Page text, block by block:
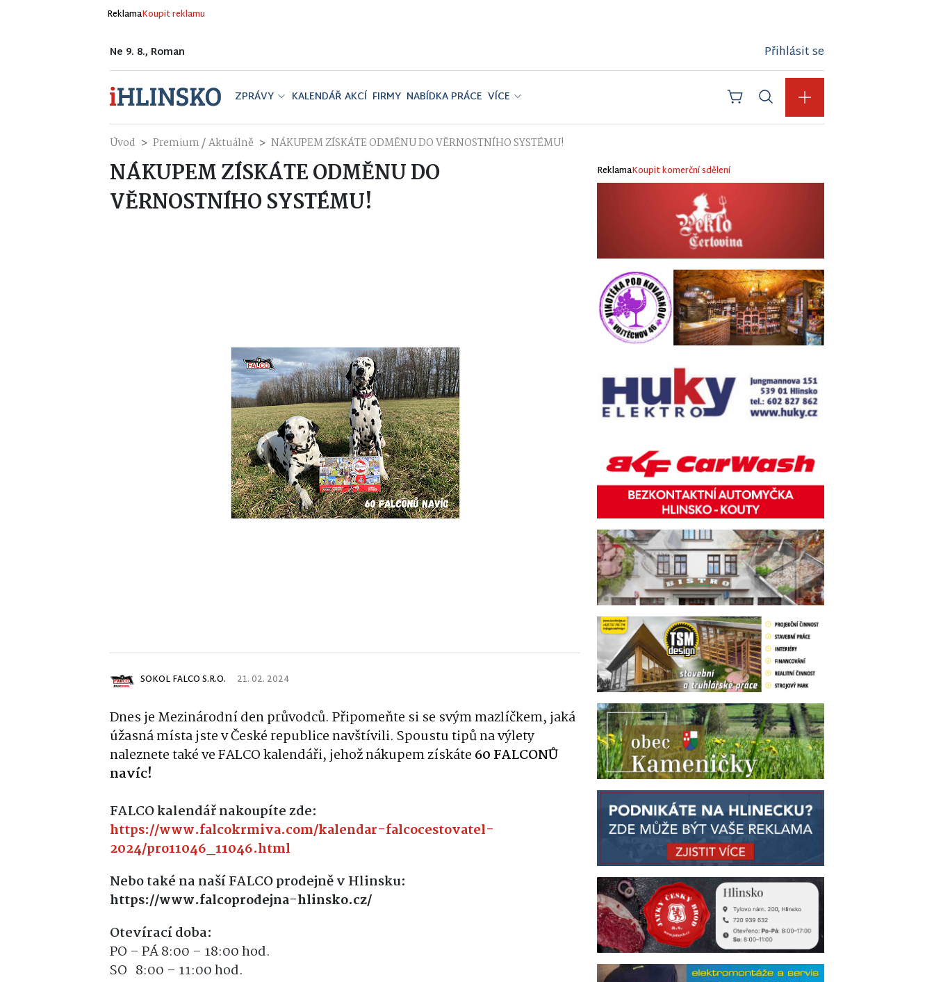
ReklamaKoupit reklamu
Ne 9. 8., Roman Přihlásit se
ZPRÁVY KALENDÁŘ AKCÍ FIRMY NABÍDKA PRÁCE VÍCE
Úvod Premium/Aktuálně NÁKUPEM ZÍSKÁTE ODMĚNU DO VĚRNOSTNÍHO SYSTÉMU!
NÁKUPEM ZÍSKÁTE ODMĚNU DO
VĚRNOSTNÍHO SYSTÉMU!
SOKOL FALCO S.R.O. 21. 02. 2024
Dnes je Mezinárodní den průvodců. Připomeňte si se svým mazlíčkem, jaká
úžasná místa jste v České republice navštívili. Spoustu tipů na výlety
naleznete také ve FALCO kalendáři, jehož nákupem získáte 60 FALCONŮ
navíc!
FALCO kalendář nakoupíte zde:
https://www.falcokrmiva.com/kalendar-falcocestovatel-
2024/pro11046_11046.html
Nebo také na naší FALCO prodejně v Hlinsku:
https://www.falcoprodejna-hlinsko.cz/
Otevírací doba:
PO – PÁ 8:00 – 18:00 hod.
SO 8:00 – 11:00 hod.
ReklamaKoupit komerční sdělení